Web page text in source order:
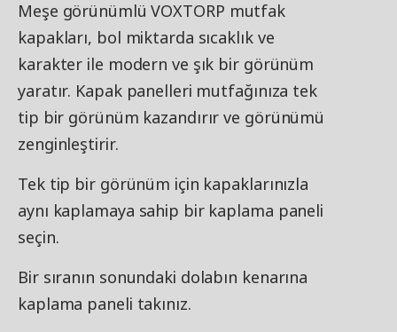
Meşe görünümlü VOXTORP mutfak
kapakları, bol miktarda sıcaklık ve
karakter ile modern ve şık bir görünüm
yaratır. Kapak panelleri mutfağınıza tek
tip bir görünüm kazandırır ve görünümü
zenginleştirir.
Tek tip bir görünüm için kapaklarınızla
aynı kaplamaya sahip bir kaplama paneli
seçin.
Bir sıranın sonundaki dolabın kenarına
kaplama paneli takınız.